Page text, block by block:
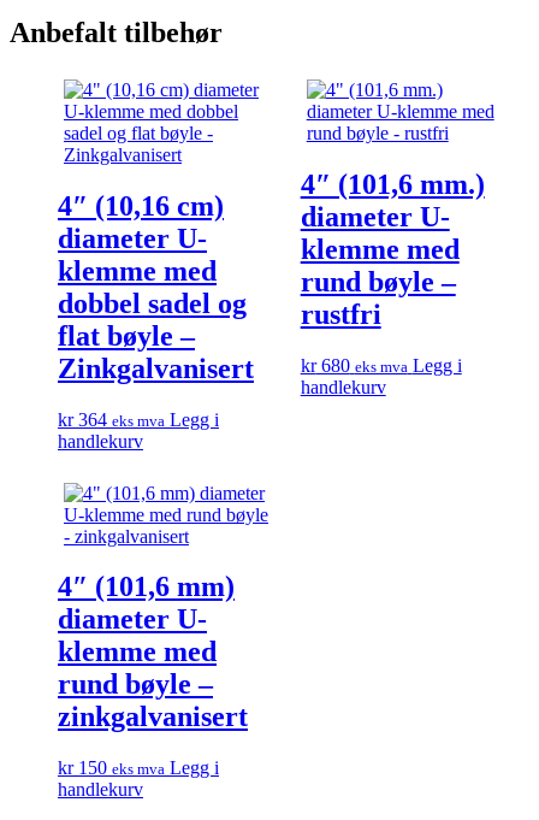
Anbefalt tilbehør
4″ (10,16 cm)
diameter U-
klemme med
dobbel sadel og
flat bøyle –
Zinkgalvanisert
kr364 eks mva Legg i
handlekurv
4″ (101,6 mm.)
diameter U-
klemme med
rund bøyle –
rustfri
kr680 eks mva Legg i
handlekurv
4″ (101,6 mm)
diameter U-
klemme med
rund bøyle –
zinkgalvanisert
kr150 eks mva Legg i
handlekurv